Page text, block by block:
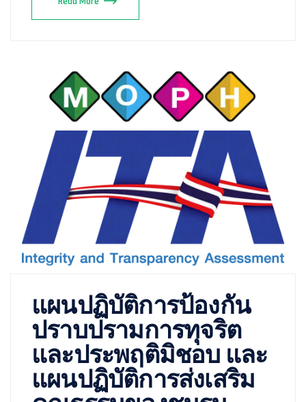
แผนปฏิบัติการป้องกัน
ปราบปรามการทุจริต
และประพฤติมิชอบ และ
แผนปฏิบัติการส่งเสริม